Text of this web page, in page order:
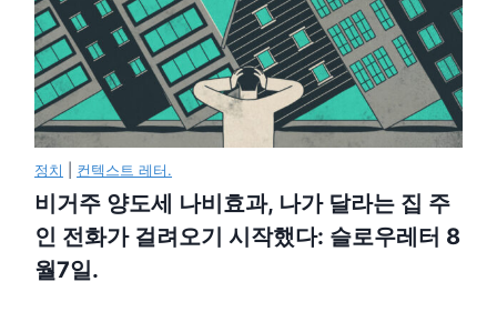
정치 컨텍스트 레터.
비거주 양도세 나비효과, 나가 달라는 집 주
인 전화가 걸려오기 시작했다: 슬로우레터 8
월7일.